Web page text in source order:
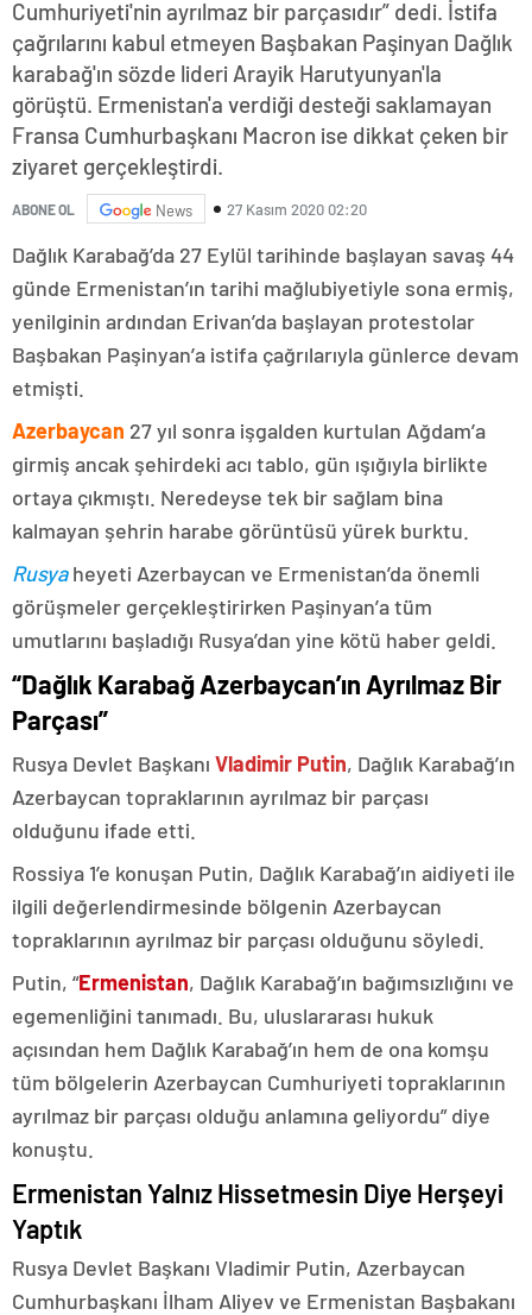
Cumhuriyeti'nin ayrılmaz bir parçasıdır” dedi. İstifa
çağrılarını kabul etmeyen Başbakan Paşinyan Dağlık
karabağ'ın sözde lideri Arayik Harutyunyan'la
görüştü. Ermenistan'a verdiği desteği saklamayan
Fransa Cumhurbaşkanı Macron ise dikkat çeken bir
ziyaret gerçekleştirdi.
ABONE OL News 27 Kasım 2020 02:20
Dağlık Karabağ’da 27 Eylül tarihinde başlayan savaş 44
günde Ermenistan’ın tarihi mağlubiyetiyle sona ermiş,
yenilginin ardından Erivan’da başlayan protestolar
Başbakan Paşinyan’a istifa çağrılarıyla günlerce devam
etmişti.
Azerbaycan 27 yıl sonra işgalden kurtulan Ağdam’a
girmiş ancak şehirdeki acı tablo, gün ışığıyla birlikte
ortaya çıkmıştı. Neredeyse tek bir sağlam bina
kalmayan şehrin harabe görüntüsü yürek burktu.
Rusyaheyeti Azerbaycan ve Ermenistan’da önemli
görüşmeler gerçekleştirirken Paşinyan’a tüm
umutlarını başladığı Rusya’dan yine kötü haber geldi.
“Dağlık Karabağ Azerbaycan’ın Ayrılmaz Bir
Parçası”
Rusya Devlet Başkanı Vladimir Putin, Dağlık Karabağ’ın
Azerbaycan topraklarının ayrılmaz bir parçası
olduğunu ifade etti.
Rossiya 1’e konuşan Putin, Dağlık Karabağ’ın aidiyeti ile
ilgili değerlendirmesinde bölgenin Azerbaycan
topraklarının ayrılmaz bir parçası olduğunu söyledi.
Putin, “Ermenistan, Dağlık Karabağ’ın bağımsızlığını ve
egemenliğini tanımadı. Bu, uluslararası hukuk
açısından hem Dağlık Karabağ’ın hem de ona komşu
tüm bölgelerin Azerbaycan Cumhuriyeti topraklarının
ayrılmaz bir parçası olduğu anlamına geliyordu” diye
konuştu.
Ermenistan Yalnız Hissetmesin Diye Herşeyi
Yaptık
Rusya Devlet Başkanı Vladimir Putin, Azerbaycan
Cumhurbaşkanı İlham Aliyev ve Ermenistan Başbakanı